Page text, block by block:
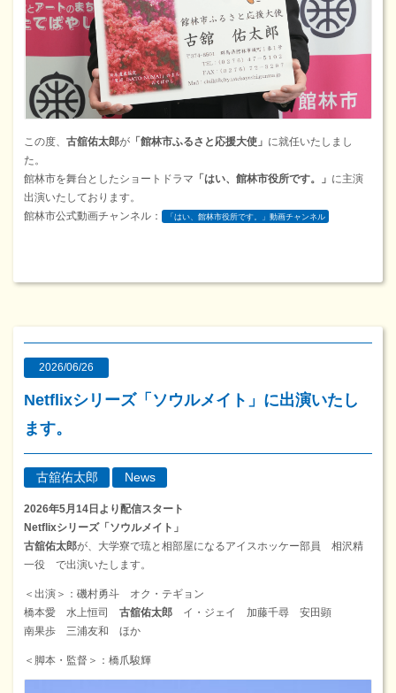
この度、 古舘佑太郎が 「館林市ふるさと応援大使」 に就任いたしまし
た。
館林市を舞台としたショートドラマ 「はい、館林市役所です。」 に主演
出演いたしております。
館林市公式動画チャンネル：
「はい、館林市役所です。」動画チャンネル
2026/06/26
Netflixシリーズ「ソウルメイト」に出演いたし
ます。
古舘佑太郎 News
2026年5月14日より配信スタート
Netflixシリーズ「ソウルメイト」
古舘佑太郎が、大学寮で琉と相部屋になるアイスホッケー部員 相沢精
一役 で出演いたします。
＜出演＞：磯村勇斗 オク・テギョン
橋本愛 水上恒司 古舘佑太郎 イ・ジェイ 加藤千尋 安田顕
南果歩 三浦友和 ほか
＜脚本・監督＞：橋爪駿輝